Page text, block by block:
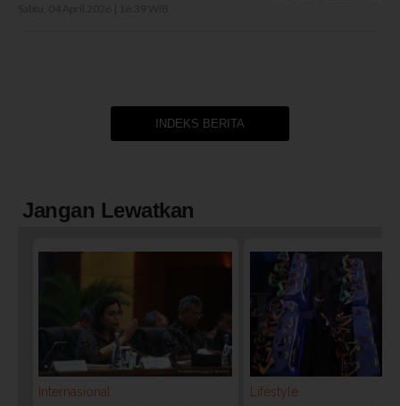
INDEKS BERITA
Jangan Lewatkan
Internasional
Lifestyle